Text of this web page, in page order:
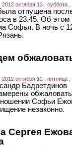
2012 октября 13 , суббота ,
отпущена
в 23.45. Об этом
Софья. В ночь с
2012 октября 12 , пятница ,
Бадретдинов
обжаловать
Софьи
незаконно.
Сергея